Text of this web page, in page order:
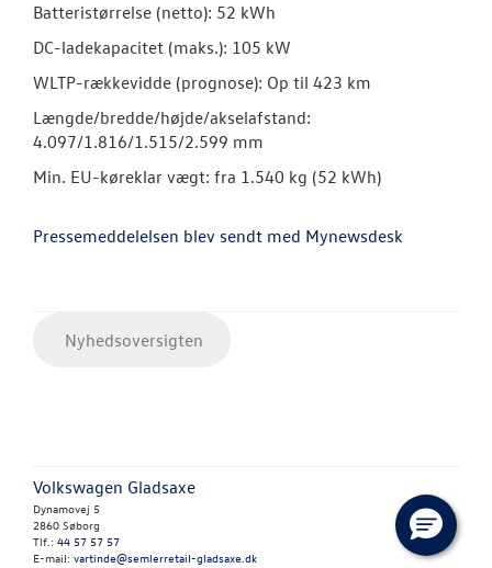
Batteristørrelse (netto): 52 kWh
DC-ladekapacitet (maks.): 105 kW
WLTP-rækkevidde (prognose): Op til 423 km
Længde/bredde/højde/akselafstand:
4.097/1.816/1.515/2.599 mm
Min. EU-køreklar vægt: fra 1.540 kg (52 kWh)
Pressemeddelelsen blev sendt med Mynewsdesk
Nyhedsoversigten
Volkswagen Gladsaxe
Dynamovej 5
2860 Søborg
Tlf.: 44 57 57 57
E-mail: vartinde@semlerretail-gladsaxe.dk